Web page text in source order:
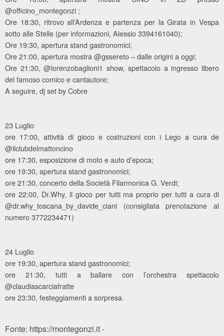
@officino_montegonzi ;
Ore 18:30, ritrovo all’Ardenza e partenza per la Girata in Vespa
sotto alle Stelle (per informazioni, Alessio 3394161040);
Ore 19:30, apertura stand gastronomici;
Ore 21:00, apertura mostra @gssereto – dalle origini a oggi;
Ore 21:30, @lorenzobaglioni1 show, spettacolo a ingresso libero
del famoso comico e cantautore;
A seguire, dj set by Cobre
23 Luglio
ore 17:00, attività di gioco e costruzioni con i Lego a cura de
@ilclubdelmattoncino
ore 17:30, esposizione di moto e auto d’epoca;
ore 19:30, apertura stand gastronomici;
ore 21:30, concerto della Società Filarmonica G. Verdi;
ore 22:00, Dr.Why, il gioco per tutti ma proprio per tutti a cura di
@dr.why_toscana_by_davide_ciani (consigliata prenotazione al
numero 3772234471)
24 Luglio
ore 19:30, apertura stand gastronomici;
ore 21:30, tutti a ballare con l’orchestra spettacolo
@claudiascarciafratte
ore 23:30, festeggiamenti a sorpresa.
Fonte: https://montegonzi.it -